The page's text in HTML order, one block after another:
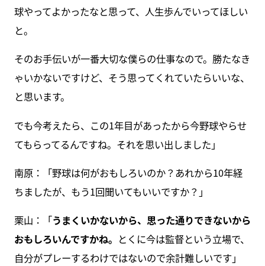
球やってよかったなと思って、人生歩んでいってほしい
と。
そのお手伝いが一番大切な僕らの仕事なので。勝たなき
ゃいかないですけど、そう思ってくれていたらいいな、
と思います。
でも今考えたら、この1年目があったから今野球やらせ
てもらってるんですね。それを思い出しました」
南原：「野球は何がおもしろいのか？あれから10年経
ちましたが、もう1回聞いてもいいですか？」
栗山：「うまくいかないから、思った通りできないから
おもしろいんですかね。 とくに今は監督という立場で、
自分がプレーするわけではないので余計難しいです」